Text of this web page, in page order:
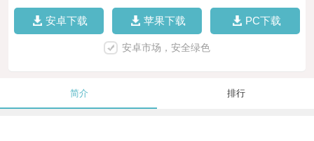
安卓下载 苹果下载 PC下载
安卓市场，安全绿色
简介 排行